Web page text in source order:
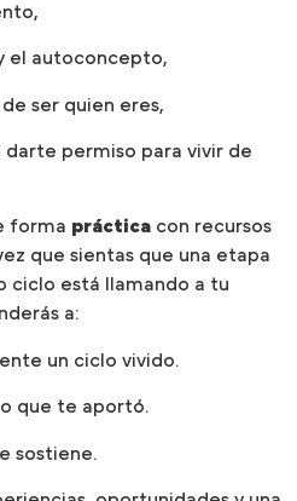
el autoconcepto,
ser quien eres,
permiso para vivir de
forma práctica con recursos
que sientas que una etapa
ciclo está llamando a tu
a:
un ciclo vivido.
que te aportó.
sostiene.